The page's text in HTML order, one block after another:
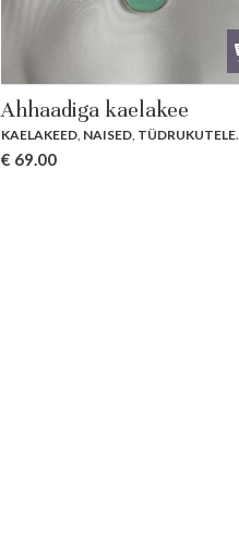
Ahhaadiga kaelakee
KAELAKEED, NAISED, TÜDRUKUTELE.
€ 69.00